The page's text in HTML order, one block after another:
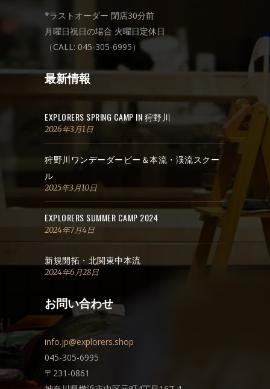
*ラストオーダー 閉店30分前
月曜日祝日の場合 火曜日定休日
（CALL: 045-305-6995）
最新情報
EXPLORERS SPRING CAMP IN 狩野川
2026年3月1日
狩野川ワンデーダービー＆本流・渓流スクー
ル
2025年3月10日
EXPLORERS SUMMER CAMP 2024
2024年7月4日
新規開拓・北関東中本流
2024年6月28日
お問い合わせ
info.jp@explorers.shop
045-305-6995
〒231-0861